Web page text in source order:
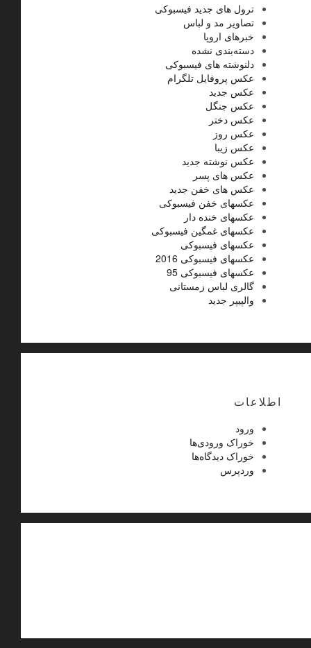
ترول های جدید فیسبوکی
تصاویر مد و لباس
خبرهای اروپا
دسته‌بندی نشده
دلنوشته های فیسبوکی
عکس پروفایل تلگرام
عکس جدید
عکس جنگل
عکس دختر
عکس روز
عکس زیبا
عکس نوشته جدید
عکس های پسر
عکس های خفن جدید
عکسهای خفن فیسبوکی
عکسهای خنده دار
عکسهای غمگین فیسبوکی
عکسهای فیسبوکی
عکسهای فیسبوکی 2016
عکسهای فیسبوکی 95
گالری لباس زمستانی
والپیپر جدید
اطلاعات
ورود
خوراک ورودی‌ها
خوراک دیدگاه‌ها
وردپرس